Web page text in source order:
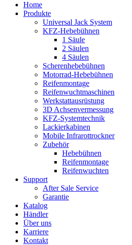
Home
Produkte
Universal Jack System
KFZ-Hebebühnen
1 Säule
2 Säulen
4 Säulen
Scherenhebebühnen
Motorrad-Hebebühnen
Reifenmontage
Reifenwuchtmaschinen
Werkstattausrüstung
3D Achsenvermessung
KFZ-Systemtechnik
Lackierkabinen
Mobile Infrarottrockner
Zubehör
Hebebühnen
Reifenmontage
Reifenwuchten
Support
After Sale Service
Garantie
Katalog
Händler
Über uns
Karriere
Kontakt